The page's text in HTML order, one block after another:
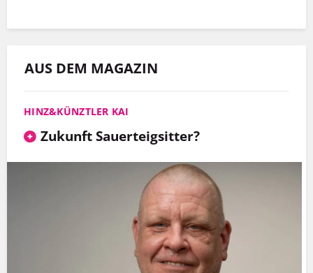
AUS DEM MAGAZIN
HINZ&KÜNZTLER KAI
Zukunft Sauerteigsitter?